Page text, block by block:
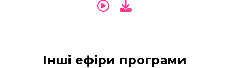
Інші ефіри програми